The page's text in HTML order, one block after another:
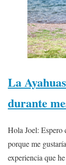
La
durante
Hola Joel: Espero
porque me
experiencia que